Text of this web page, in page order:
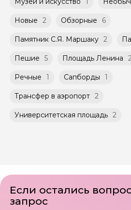
Новые 2 Обзорные 6
Памятник С.Я. Маршаку 2
Пешие 5 Площадь Ленина
Речные 1 Сапборды 1
Трансфер в аэропорт 2
Университетская площадь 2
Если остались
запрос